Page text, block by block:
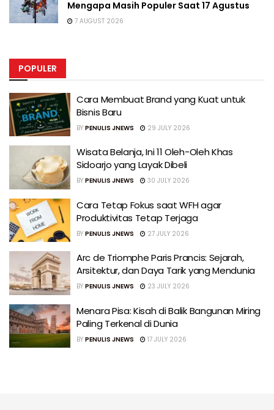
Mengapa Masih Populer Saat 17 Agustus
7 AUGUST 2026
POPULER
Cara Membuat Brand yang Kuat untuk
Bisnis Baru
BY PENULIS JNEWS 29 JULY 2026
Wisata Belanja, Ini 11 Oleh-Oleh Khas
Sidoarjo yang Layak Dibeli
BY PENULIS JNEWS 30 JULY 2026
Cara Tetap Fokus saat WFH agar
Produktivitas Tetap Terjaga
BY PENULIS JNEWS 27 JULY 2026
Arc de Triomphe Paris Prancis: Sejarah,
Arsitektur, dan Daya Tarik yang Mendunia
BY PENULIS JNEWS 23 JULY 2026
Menara Pisa: Kisah di Balik Bangunan Miring
Paling Terkenal di Dunia
BY PENULIS JNEWS 17 JULY 2026